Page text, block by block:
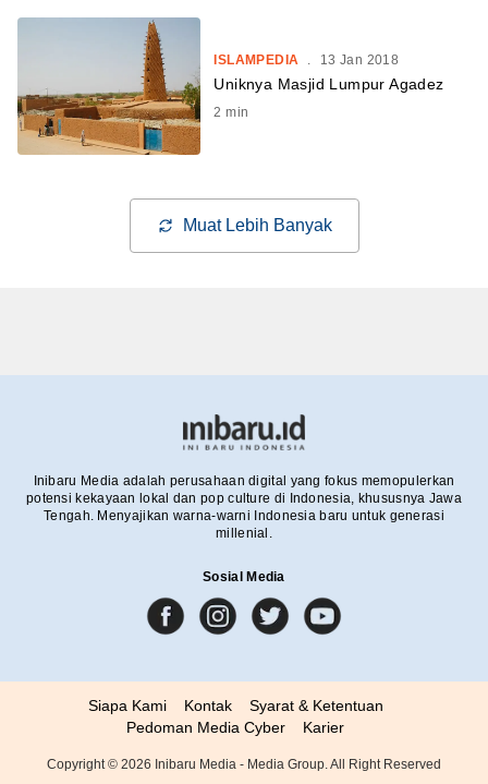
ISLAMPEDIA . 13 Jan 2018
Uniknya Masjid Lumpur Agadez
2 min
Muat Lebih Banyak
Inibaru Media adalah perusahaan digital yang fokus memopulerkan
potensi kekayaan lokal dan pop culture di Indonesia, khususnya Jawa
Tengah. Menyajikan warna-warni Indonesia baru untuk generasi
millenial.
Sosial Media
Siapa Kami Kontak
Syarat & Ketentuan
Pedoman Media Cyber
Karier
Copyright © 2026 Inibaru Media - Media Group. All Right Reserved